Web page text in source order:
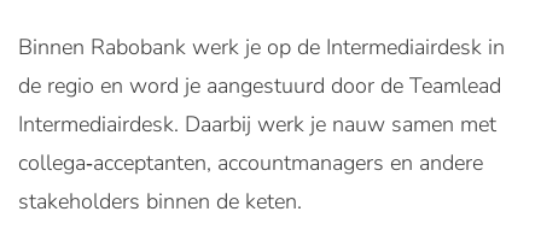
Binnen Rabobank werk je op de Intermediairdesk in
de regio en word je aangestuurd door de Teamlead
Intermediairdesk. Daarbij werk je nauw samen met
collega‑acceptanten, accountmanagers en andere
stakeholders binnen de keten.